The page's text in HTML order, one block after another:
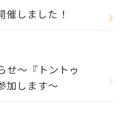
催しました！
せ～『トントゥ
加します～